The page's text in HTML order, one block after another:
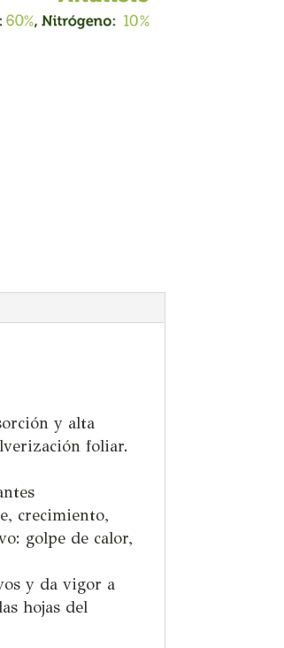
y alta
foliar.
crecimiento,
golpe de calor,
y da vigor a
hojas del